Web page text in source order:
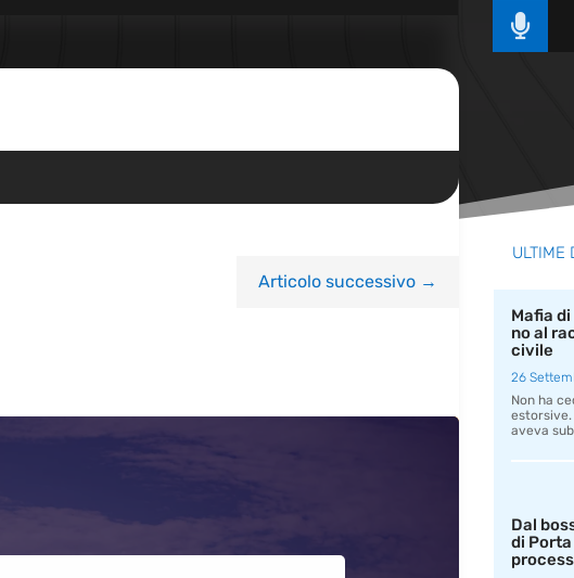

Articolo successivo→
ULTIME
Mafia
no al
civile
26
Non ha
aveva
Dal
di